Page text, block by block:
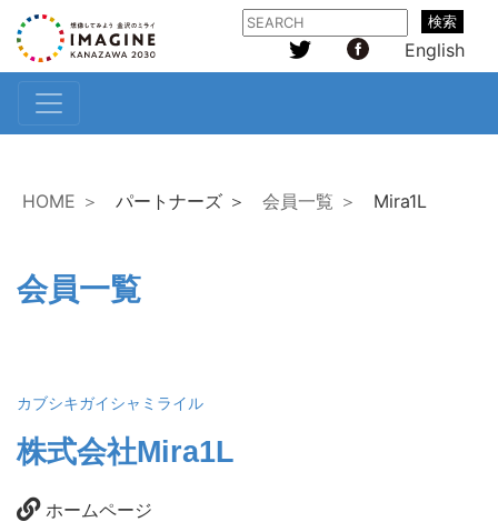
検索
English
HOME ＞ パートナーズ ＞ 会員一覧 ＞ Mira1L
会員一覧
カブシキガイシャミライル
株式会社Mira1L
ホームページ